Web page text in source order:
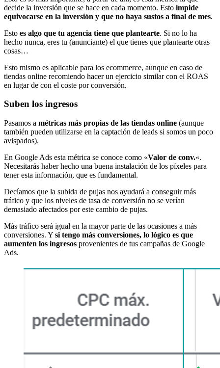
decide la inversión que se hace en cada momento. Esto impide
equivocarse en la inversión y que no haya sustos a final de mes.
Esto es algo que tu agencia tiene que plantearte. Si no lo ha
hecho nunca, eres tu (anunciante) el que tienes que plantearte otras
cosas…
Esto mismo es aplicable para los ecommerce, aunque en caso de
tiendas online recomiendo hacer un ejercicio similar con el ROAS
en lugar de con el coste por conversión.
Suben los ingresos
Pasamos a métricas más propias de las tiendas online (aunque
también pueden utilizarse en la captación de leads si somos un poco
avispados).
En Google Ads esta métrica se conoce como «Valor de conv.«.
Necesitarás haber hecho una buena instalación de los píxeles para
tener esta información, que es fundamental.
Decíamos que la subida de pujas nos ayudará a conseguir más
tráfico y que los niveles de tasa de conversión no se verían
demasiado afectados por este cambio de pujas.
Más tráfico será igual en la mayor parte de las ocasiones a más
conversiones. Y si tengo más conversiones, lo lógico es que
aumenten los ingresos provenientes de tus campañas de Google
Ads.